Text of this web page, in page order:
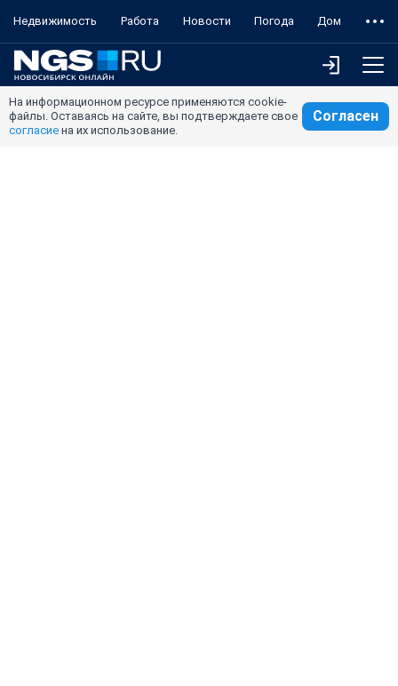
Недвижимость Работа Новости Погода Дом
На информационном ресурсе применяются cookie-
файлы. Оставаясь на сайте, вы подтверждаете свое
согласие на их использование.
Согласен